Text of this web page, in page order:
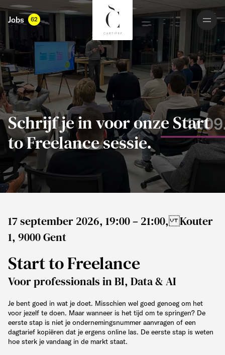
Jobs 62
Schrijf je in voor onze Start
to Freelance sessie.
17 september 2026, 19:00 – 21:00, Kouter
1, 9000 Gent
Start to Freelance
Voor professionals in BI, Data & AI
Je bent goed in wat je doet. Misschien wel goed genoeg om het
voor jezelf te doen. Maar wanneer is het tijd om te springen? De
eerste stap is niet je ondernemingsnummer aanvragen of een
dagtarief kopiëren dat je ergens online las. De eerste stap is weten
hoe sterk je vandaag in de markt staat.